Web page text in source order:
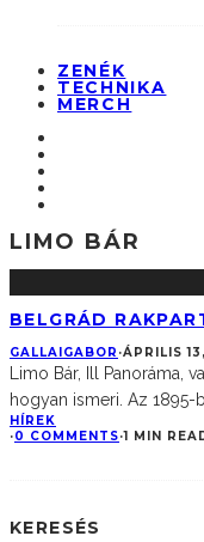
ZENÉK
TECHNIKA
MERCH
LIMO BÁR
BELGRÁD
GALLAIGABOR ·ÁPRILIS
Limo Bár, Ill Panoráma,
hogyan ismeri. Az
HÍREK
·0 COMMENTS·1 MIN
KERESÉS